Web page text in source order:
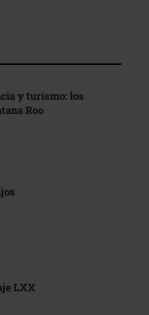
y turismo: los
Roo
LXX